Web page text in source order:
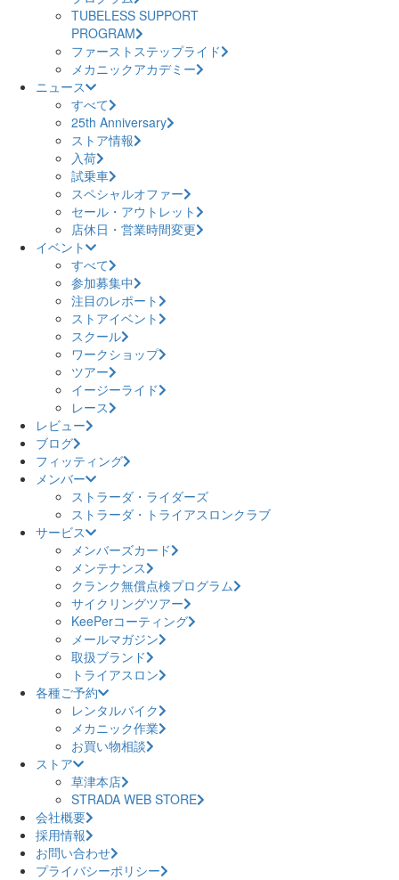
TUBELESS SUPPORT
PROGRAM
ファーストステップライド
メカニックアカデミー
ニュース
すべて
25th Anniversary
ストア情報
入荷
試乗車
スペシャルオファー
セール・アウトレット
店休日・営業時間変更
イベント
すべて
参加募集中
注目のレポート
ストアイベント
スクール
ワークショップ
ツアー
イージーライド
レース
レビュー
ブログ
フィッティング
メンバー
ストラーダ・ライダーズ
ストラーダ・トライアスロンクラブ
サービス
メンバーズカード
メンテナンス
クランク無償点検プログラム
サイクリングツアー
KeePerコーティング
メールマガジン
取扱ブランド
トライアスロン
各種ご予約
レンタルバイク
メカニック作業
お買い物相談
ストア
草津本店
STRADA WEB STORE
会社概要
採用情報
お問い合わせ
プライバシーポリシー